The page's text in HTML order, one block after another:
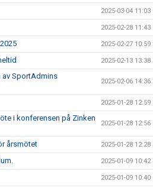
2025-03-04 11:03
2025-02-28 11:43
2025-02-27 10:59
2025-02-13 13:38
av SportAdmins
2025-02-06 14:36
2025-01-28 12:59
i konferensen på Zinken
2025-01-28 12:56
årsmötet 2025-01-28 12:28
2025-01-09 10:42
2025-01-09 10:40